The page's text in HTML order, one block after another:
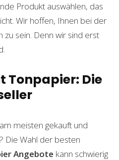
Produkt auswählen, das
Wir hoffen, Ihnen bei der
zu sein. Denn wir sind erst
Tonpapier: Die
meisten gekauft und
Die Wahl der besten
Angebote kann schwierig